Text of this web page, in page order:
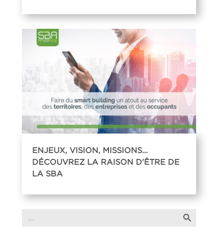
ENJEUX, VISION, MISSIONS…
DÉCOUVREZ LA RAISON D’ÊTRE DE
LA SBA
for: